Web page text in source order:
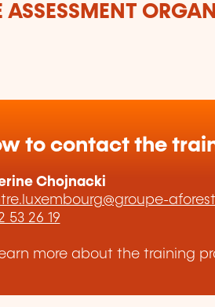
ASSESSMENT
to contact the
Chojnacki
53 26 19
more about the training